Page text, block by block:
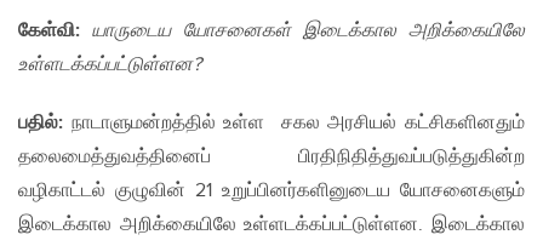
கேள்வி: யாருடைய யோசனைகள் இடைக்கால அறிக்கையிலே
உள்ளடக்கப்பட்டுள்ளன?​
பதில்: நாடாளுமன்றத்தில் உள்ள சகல அரசியல் கட்சிகளினதும்
தலைமைத்துவத்தினைப் பிரதிநிதித்துவப்படுத்துகின்ற
வழிகாட்டல் குழுவின் 21 உறுப்பினர்களினுடைய யோசனைகளும்
இடைக்கால அறிக்கையிலே உள்ளடக்கப்பட்டுள்ளன. இடைக்கால